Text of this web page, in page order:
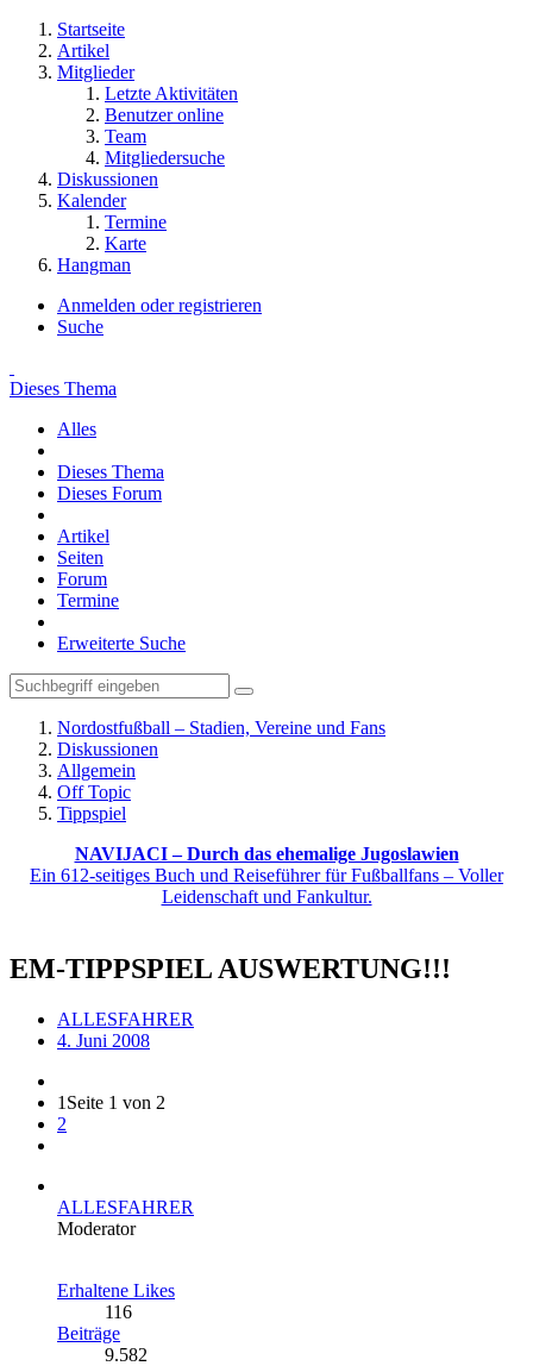
Startseite
Artikel
Mitglieder
Letzte Aktivitäten
Benutzer online
Team
Mitgliedersuche
Diskussionen
Kalender
Termine
Karte
Hangman
Anmelden oder registrieren
Suche
Dieses Thema
Alles
Dieses Thema
Dieses Forum
Artikel
Seiten
Forum
Termine
Erweiterte Suche
Nordostfußball – Stadien, Vereine und Fans
Diskussionen
Allgemein
Off Topic
Tippspiel
NAVIJACI – Durch das ehemalige Jugoslawien
Ein 612-seitiges Buch und Reiseführer für Fußballfans – Voller
Leidenschaft und Fankultur.
EM-TIPPSPIEL AUSWERTUNG!!!
ALLESFAHRER
4. Juni 2008
1 Seite 1 von 2
2
ALLESFAHRER
Moderator
Erhaltene Likes
116
Beiträge
9.582